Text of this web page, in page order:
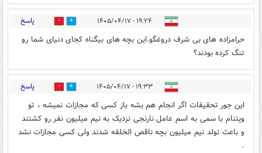
۱۹:۲۴ - ۱۴۰۵/۰۴/۱۷ 1 پاسخ
حرامزاده های بی شرف دروغگو.این بچه های بیگناه کجای دنیای شما رو
تنگ کرده بودند؟
۱۹:۳۳ - ۱۴۰۵/۰۴/۱۷ 0 پاسخ
این جور تحقیقات اگر انجام هم بشه باز کسی که مجازات نمیشه ، تو
ویتنام با سمی به اسم عامل نارنجی نزدیک به نیم میلیون نفر رو کشتند
و باعث تولد نیم میلیون بچه ناقص الخلقه شدند ولی کسی مجازات نشد
.